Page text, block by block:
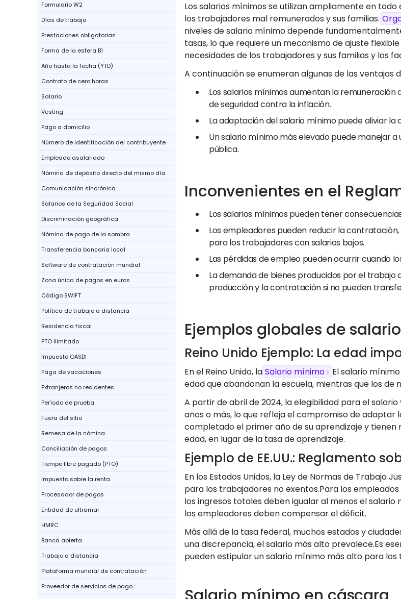
Formulario W2
Días de trabajo
Prestaciones obligatorias
Forma de la estera B1
Año hasta la fecha (YTD)
Contrato de cero horas
Salario
Vesting
Pago a domicilio
Número de identificación del contribuyente
Empleado asalariado
Nómina de depósito directo del mismo día
Comunicación sincrónica
Salarios de la Seguridad Social
Discriminación geográfica
Nómina de pago de la sombra
Transferencia bancaria local
Software de contratación mundial
Zona única de pagos en euros
Código SWIFT
Política de trabajo a distancia
Residencia fiscal
PTO ilimitado
Impuesto OASDI
Paga de vacaciones
Extranjeros no residentes
Período de prueba
Fuera del sitio
Remesa de la nómina
Conciliación de pagos
Tiempo libre pagado (PTO)
Impuesto sobre la renta
Procesador de pagos
Entidad de ultramar
HMRC
Banca abierta
Trabajo a distancia
Plataforma mundial de contratación
Proveedor de servicios de pago
Los salarios mínimos se utilizan ampliamente en
los trabajadores mal remunerados y sus familias.
niveles de salario mínimo depende
tasas, lo que requiere un mecanismo de ajuste
necesidades de los trabajadores y sus familias y los
A continuación se enumeran algunas de las ventajas
Los salarios mínimos aumentan la
de seguridad contra la inflación.
La adaptación del salario mínimo puede aliviar
Un salario mínimo más elevado puede manejar
pública.
Inconvenientes en el
Los salarios mínimos pueden tener
Los empleadores pueden reducir la
para los trabajadores con salarios bajos.
Las pérdidas de empleo pueden ocurrir cuando
La demanda de bienes producidos por el
producción y la contratación si no pueden
Ejemplos globales de
Reino Unido Ejemplo: La edad
En el Reino Unido, la Salario mínimo
El salario
edad que abandonan la escuela, mientras que los
A partir de abril de 2024, la elegibilidad para el
años o más, lo que refleja el compromiso de adaptar
completado el primer año de su aprendizaje y
edad, en lugar de la tasa de aprendizaje.
Ejemplo de EE.UU.: Reglamento
En los Estados Unidos, la Ley de Normas de Trabajo
para los trabajadores no exentos.Para los
los ingresos totales deben igualar al menos el
los empleadores deben compensar el déficit.
Más allá de la tasa federal, muchos estados y
una discrepancia, el salario más alto prevalece.Es
pueden estipular un salario mínimo más alto para